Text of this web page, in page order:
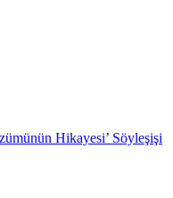
Hikayesi’ Söyleşişi